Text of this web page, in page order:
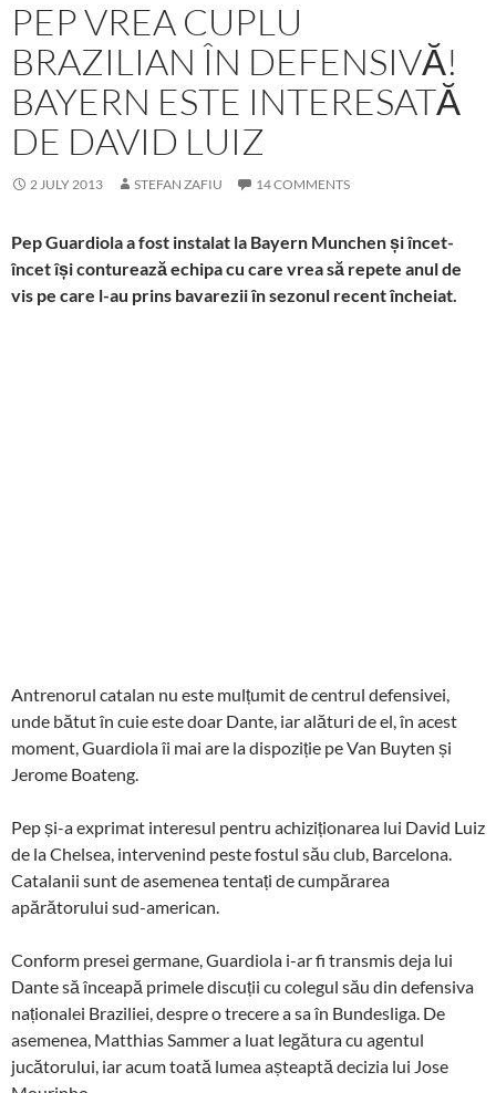
PEP VREA CUPLU
BRAZILIAN ÎN DEFENSIVĂ!
BAYERN ESTE INTERESATĂ
DE DAVID LUIZ
2 JULY 2013 STEFAN ZAFIU 14 COMMENTS
Pep Guardiola a fost instalat la Bayern Munchen și încet-
încet își conturează echipa cu care vrea să repete anul de
vis pe care l-au prins bavarezii în sezonul recent încheiat.
Antrenorul catalan nu este mulțumit de centrul defensivei,
unde bătut în cuie este doar Dante, iar alături de el, în acest
moment, Guardiola îi mai are la dispoziție pe Van Buyten și
Jerome Boateng.
Pep și-a exprimat interesul pentru achiziționarea lui David Luiz
de la Chelsea, intervenind peste fostul său club, Barcelona.
Catalanii sunt de asemenea tentați de cumpărarea
apărătorului sud-american.
Conform presei germane, Guardiola i-ar fi transmis deja lui
Dante să înceapă primele discuții cu colegul său din defensiva
naționalei Braziliei, despre o trecere a sa în Bundesliga. De
asemenea, Matthias Sammer a luat legătura cu agentul
jucătorului, iar acum toată lumea așteaptă decizia lui Jose